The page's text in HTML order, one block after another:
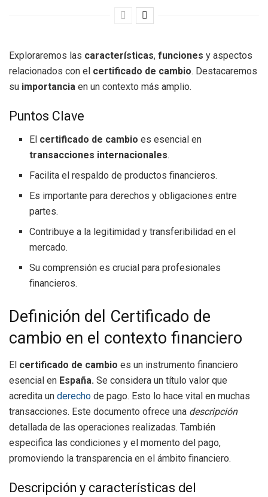
Exploraremos las características, funciones y aspectos
relacionados con el certificado de cambio. Destacaremos
su importancia en un contexto más amplio.
Puntos Clave
El certificado de cambio es esencial en
transacciones internacionales.
Facilita el respaldo de productos financieros.
Es importante para derechos y obligaciones entre
partes.
Contribuye a la legitimidad y transferibilidad en el
mercado.
Su comprensión es crucial para profesionales
financieros.
Definición del Certificado de
cambio en el contexto financiero
El certificado de cambio es un instrumento financiero
esencial en España. Se considera un título valor que
acredita un derecho de pago. Esto lo hace vital en muchas
transacciones. Este documento ofrece una descripción
detallada de las operaciones realizadas. También
especifica las condiciones y el momento del pago,
promoviendo la transparencia en el ámbito financiero.
Descripción y características del